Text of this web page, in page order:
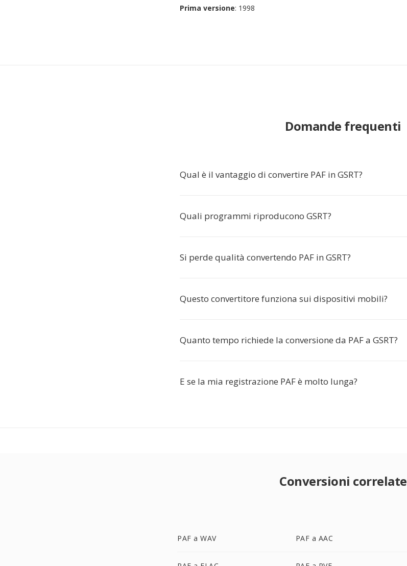
Prima versione: 1998
Domande frequenti
Qual è il vantaggio di convertire PAF in GSRT?
Quali programmi riproducono GSRT?
Si perde qualità convertendo PAF in GSRT?
Questo convertitore funziona sui dispositivi mobili?
Quanto tempo richiede la conversione da PAF a GSRT?
E se la mia registrazione PAF è molto lunga?
Conversioni correlate
PAF a WAV PAF a AAC